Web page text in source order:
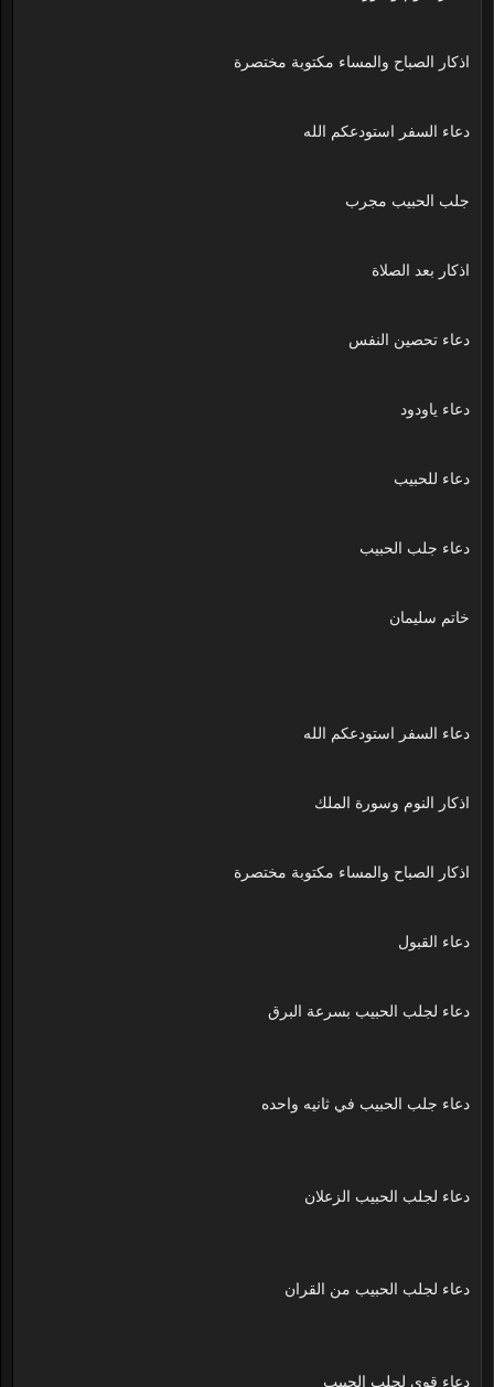
اذكار الصباح والمساء مكتوبة مختصرة
دعاء السفر استودعكم الله
جلب الحبيب مجرب
اذكار بعد الصلاة
دعاء تحصين النفس
دعاء ياودود
دعاء للحبيب
دعاء جلب الحبيب
خاتم سليمان
دعاء السفر استودعكم الله
اذكار النوم وسورة الملك
اذكار الصباح والمساء مكتوبة مختصرة
دعاء القبول
دعاء لجلب الحبيب بسرعة البرق
دعاء جلب الحبيب في ثانيه واحده
دعاء لجلب الحبيب الزعلان
دعاء لجلب الحبيب من القران
دعاء قوي لجلب الحبيب